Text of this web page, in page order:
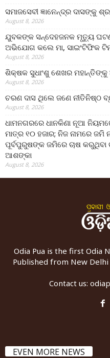
ସମାଜସେବୀ ଜ୍ଞାନେନ୍ଦ୍ର ଦାସଙ୍କୁ
August 8, 2026
ଯୁବକଙ୍କ ସନ୍ଦେହଜନକ ମୃତ୍ୟୁ
ଅଭିଯୋଗ କଲେ ମା, ସାଇଂଟିଫିକ
August 8, 2026
ଶିକ୍ଷକ ସୁଧାଂଶୁ ଶେଖର ମହାନ୍ତିଙ୍କୁ
August 8, 2026
ଚରଣ ଦାସ ଥିଲେ ଜଣେ ନୀତିନିଷ୍ଠ
August 8, 2026
ଧାମନଗରରେ ଧାନକିଣା ନୂଆ
ମାତ୍ର ୧୦ ହଜାର; ନିଜ ନାମରେ
ପୂର୍ବପୁରୁଷଙ୍କ ଜମିରେ ଚାଷ କରୁଥିବା
ଆଶଙ୍କା
August 8, 2026
Odia Pua is the first Odia
Published from New
Contact us:
EVEN MORE NEWS